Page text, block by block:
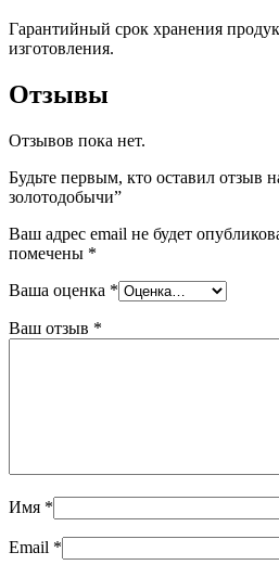
Гарантийный срок хранения
изготовления.
Отзывы
Отзывов пока нет.
Будьте первым, кто оставил отзыв
золотодобычи”
Ваш адрес email не будет
помечены *
Ваша оценка *
Ваш отзыв *
Имя *
Email *